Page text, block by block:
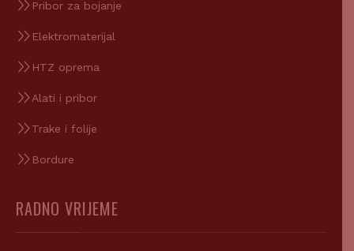
Pribor za bojanje
Elektromaterijal
HTZ oprema
Alati i pribor
Trake i folije
Bordure
RADNO VRIJEME